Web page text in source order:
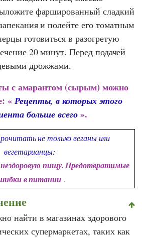
фаршированный сладкий
и полейте его томатным
готовиться в разогретую
20 минут. Перед подачей
дрожжами.
с амарантом (сырым) можно
«Рецепты, в которых этого
больше всего».
не только веганы или
вегетарианцы:
пищу. Предотвратимые
в питании .
найти в магазинах здорового
супермаркетах, таких как